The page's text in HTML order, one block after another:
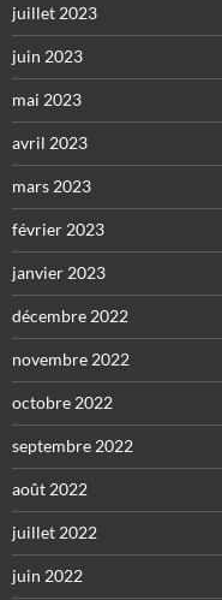
juillet 2023
juin 2023
mai 2023
avril 2023
mars 2023
février 2023
janvier 2023
décembre 2022
novembre 2022
octobre 2022
septembre 2022
août 2022
juillet 2022
juin 2022